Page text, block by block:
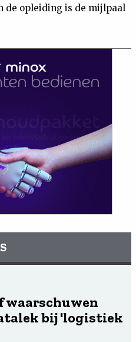
de opleiding is de mijlpaal
waarschuwen
bij 'logistiek